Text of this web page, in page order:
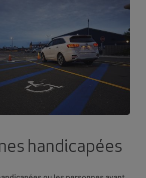
handicapées